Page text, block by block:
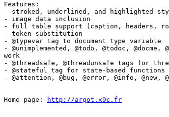
Features:
- stroked, underlined, and highlighted
- image data inclusion
- full table support (caption, headers,
- token substitution
- @typevar tag to document type variable
- @unimplemented, @todo, @todoc,
work
- @threadsafe, @threadunsafe tags for
- @stateful tag for state-based functions
- @attention, @bug, @error, @info, @new,
Home page: http://argot.x9c.fr